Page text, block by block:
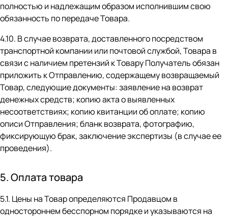
полностью и надлежащим образом исполнившим свою
обязанность по передаче Товара.
4.10. В случае возврата, доставленного посредством
транспортной компании или почтовой службой, Товара в
связи с наличием претензий к Товару Получатель обязан
приложить к Отправлению, содержащему возвращаемый
Товар, следующие документы: заявление на возврат
денежных средств; копию акта о выявленных
несоответствиях; копию квитанции об оплате; копию
описи Отправления; бланк возврата, фотографию,
фиксирующую брак, заключение экспертизы (в случае ее
проведения).
5. Оплата товара
5.1. Цены на Товар определяются Продавцом в
одностороннем бесспорном порядке и указываются на